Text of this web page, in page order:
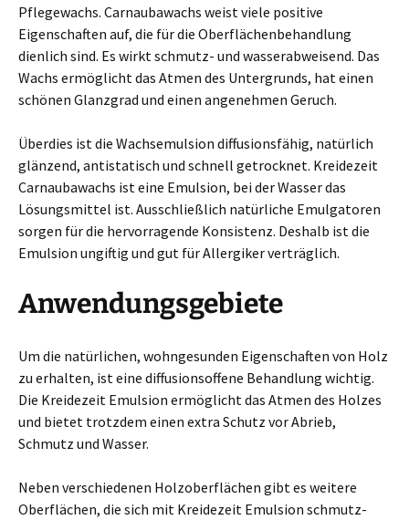
Pflegewachs. Carnaubawachs weist viele positive
Eigenschaften auf, die für die Oberflächenbehandlung
dienlich sind. Es wirkt schmutz- und wasserabweisend. Das
Wachs ermöglicht das Atmen des Untergrunds, hat einen
schönen Glanzgrad und einen angenehmen Geruch.
Überdies ist die Wachsemulsion diffusionsfähig, natürlich
glänzend, antistatisch und schnell getrocknet. Kreidezeit
Carnaubawachs ist eine Emulsion, bei der Wasser das
Lösungsmittel ist. Ausschließlich natürliche Emulgatoren
sorgen für die hervorragende Konsistenz. Deshalb ist die
Emulsion ungiftig und gut für Allergiker verträglich.
Anwendungsgebiete
Um die natürlichen, wohngesunden Eigenschaften von Holz
zu erhalten, ist eine diffusionsoffene Behandlung wichtig.
Die Kreidezeit Emulsion ermöglicht das Atmen des Holzes
und bietet trotzdem einen extra Schutz vor Abrieb,
Schmutz und Wasser.
Neben verschiedenen Holzoberflächen gibt es weitere
Oberflächen, die sich mit Kreidezeit Emulsion schmutz-